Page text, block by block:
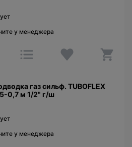
у менеджера
газ сильф. TUBOFLEX
0,7 м 1/2" г/ш
у менеджера